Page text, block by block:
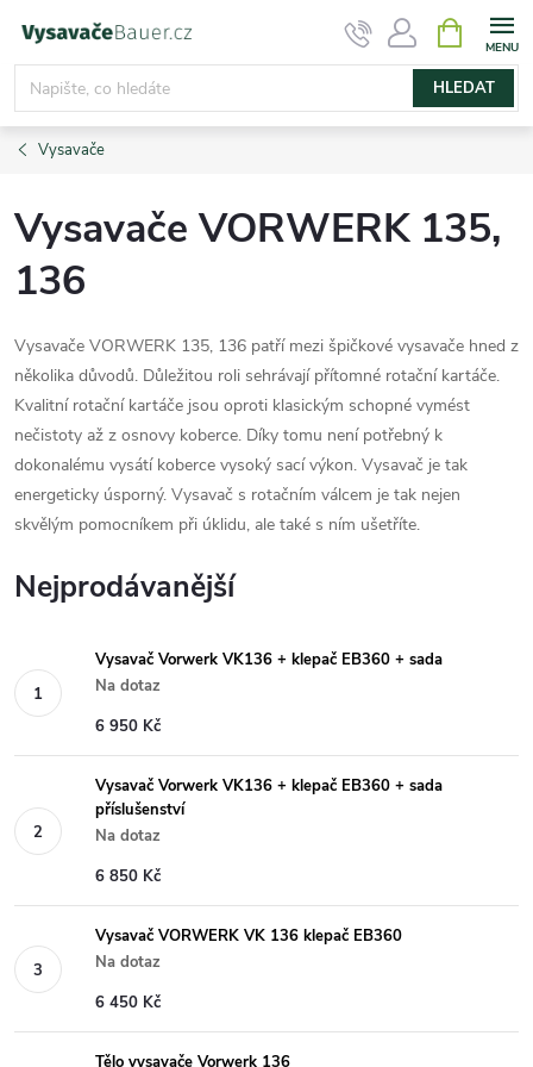
obsah
HLEDAT
NÁKUPNÍ
KOŠÍK
Vysavače
Vysavače VORWERK 135,
136
Vysavače VORWERK 135, 136 patří mezi špičkové vysavače hned z
několika důvodů. Důležitou roli sehrávají přítomné rotační kartáče.
Kvalitní rotační kartáče jsou oproti klasickým schopné vymést
nečistoty až z osnovy koberce. Díky tomu není potřebný k
dokonalému vysátí koberce vysoký sací výkon. Vysavač je tak
energeticky úsporný. Vysavač s rotačním válcem je tak nejen
skvělým pomocníkem při úklidu, ale také s ním ušetříte.
Nejprodávanější
Vysavač Vorwerk VK136 + klepač EB360 + sada
Na dotaz
6 950 Kč
Vysavač Vorwerk VK136 + klepač EB360 + sada
příslušenství
Na dotaz
6 850 Kč
Vysavač VORWERK VK 136 klepač EB360
Na dotaz
6 450 Kč
Tělo vysavače Vorwerk 136